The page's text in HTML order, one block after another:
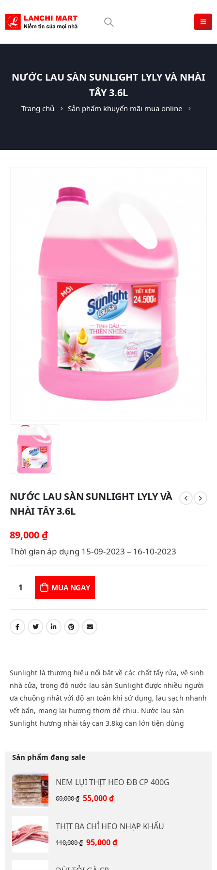
NƯỚC LAU SÀN SUNLIGHT LYLY VÀ NHÀI
TÂY 3.6L
Trang chủ Sản phẩm khuyến mãi mua online
NƯỚC LAU SÀN SUNLIGHT LYLY VÀ
NHÀI TÂY 3.6L
89,000 ₫
Thời gian áp dụng 15-09-2023 – 16-10-2023
MUA NGAY
Sunlight là thương hiệu nổi bật về các chất tẩy rửa, vệ sinh
nhà cửa, trong đó nước lau sàn Sunlight được nhiều người
ưa chuộng nhất với độ an toàn khi sử dụng, lau sạch nhanh
vết bẩn, mang lại hương thơm dễ chịu. Nước lau sàn
Sunlight hương nhài tây can 3.8kg can lớn tiện dùng
Sản phẩm đang sale
NEM LỤI THỊT HEO ĐB CP 400G
60,000₫ Giá
60,000 ₫.
55,000₫Giá
là:
55,000 ₫.
THỊT BA CHỈ HEO NHẠP KHẨU
110,000₫ Giá
95,000₫Giá